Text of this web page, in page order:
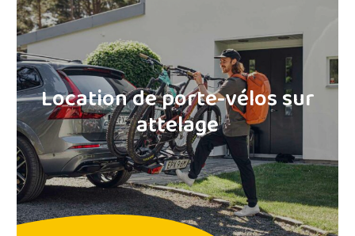
Location de coffre
sur attelage